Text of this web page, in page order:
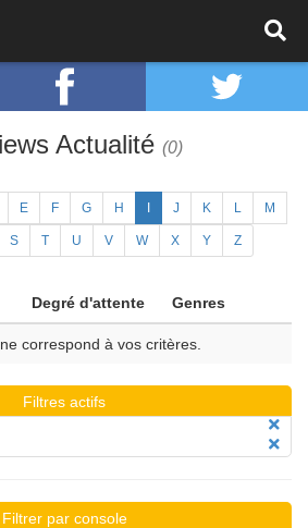
Actualité (0)
E F G H J K L M
S T U V W X Y Z
Degré d'attente Genres
correspond à vos critères.
Filtres actifs
Filtrer par console